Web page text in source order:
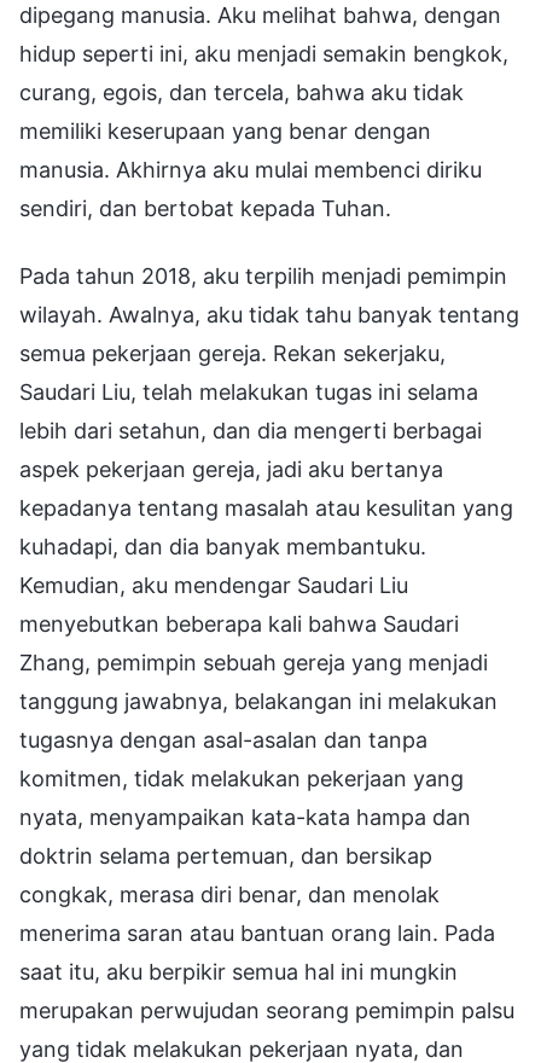
dipegang manusia. Aku melihat bahwa, dengan
hidup seperti ini, aku menjadi semakin bengkok,
curang, egois, dan tercela, bahwa aku tidak
memiliki keserupaan yang benar dengan
manusia. Akhirnya aku mulai membenci diriku
sendiri, dan bertobat kepada Tuhan.
Pada tahun 2018, aku terpilih menjadi pemimpin
wilayah. Awalnya, aku tidak tahu banyak tentang
semua pekerjaan gereja. Rekan sekerjaku,
Saudari Liu, telah melakukan tugas ini selama
lebih dari setahun, dan dia mengerti berbagai
aspek pekerjaan gereja, jadi aku bertanya
kepadanya tentang masalah atau kesulitan yang
kuhadapi, dan dia banyak membantuku.
Kemudian, aku mendengar Saudari Liu
menyebutkan beberapa kali bahwa Saudari
Zhang, pemimpin sebuah gereja yang menjadi
tanggung jawabnya, belakangan ini melakukan
tugasnya dengan asal-asalan dan tanpa
komitmen, tidak melakukan pekerjaan yang
nyata, menyampaikan kata-kata hampa dan
doktrin selama pertemuan, dan bersikap
congkak, merasa diri benar, dan menolak
menerima saran atau bantuan orang lain. Pada
saat itu, aku berpikir semua hal ini mungkin
merupakan perwujudan seorang pemimpin palsu
yang tidak melakukan pekerjaan nyata, dan